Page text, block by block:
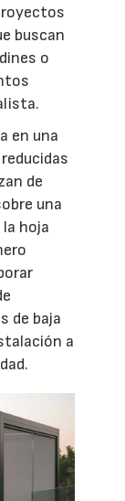
buscan
o
en una
de
una
hoja
de baja
a